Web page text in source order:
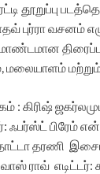
தூறுப்பு
புர்ரா வசனம்
மலையாளம்
: கிரிஷ்
ஃபர்ஸ்ட் பிரேம்
தரணி
ராவ் எடிட்டர்: